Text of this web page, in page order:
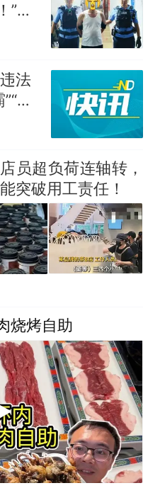
”三
法
市
员超负荷连轴转，
突破用工责任！
烧烤自助